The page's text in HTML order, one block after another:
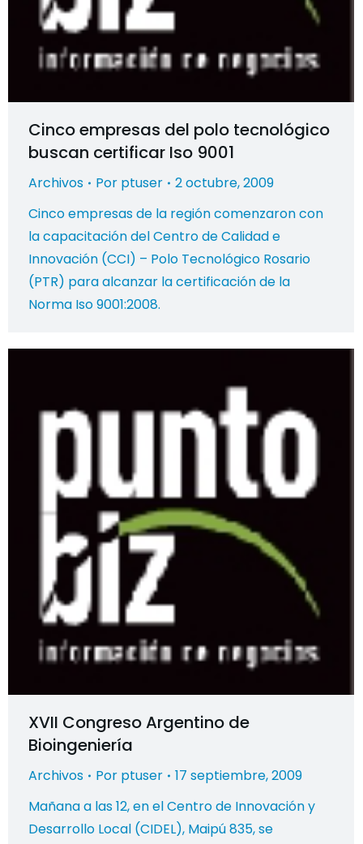
Cinco empresas del polo tecnológico
buscan certificar Iso 9001
Archivos Por ptuser
2 octubre, 2009
Cinco empresas de la región comenzaron con
la capacitación del Centro de Calidad e
Innovación (CCI) – Polo Tecnológico Rosario
(PTR) para alcanzar la certificación de la
Norma Iso 9001:2008.
XVII Congreso Argentino de
Bioingeniería
Archivos Por ptuser
17 septiembre, 2009
Mañana a las 12, en el Centro de Innovación y
Desarrollo Local (CIDEL), Maipú 835, se